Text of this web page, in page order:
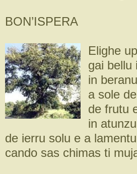
BON’ISPERA
Elighe
gai bellu
in
a sole
de frutu
in
de ierru solu e a lamentu
cando sas chimas ti